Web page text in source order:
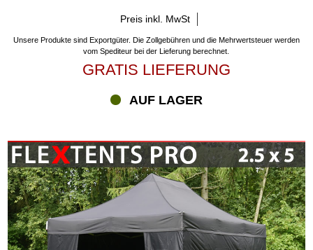
Preis inkl. MwSt
Unsere Produkte sind Exportgüter. Die Zollgebühren und die Mehrwertsteuer werden
vom Spediteur bei der Lieferung berechnet.
GRATIS LIEFERUNG
AUF LAGER